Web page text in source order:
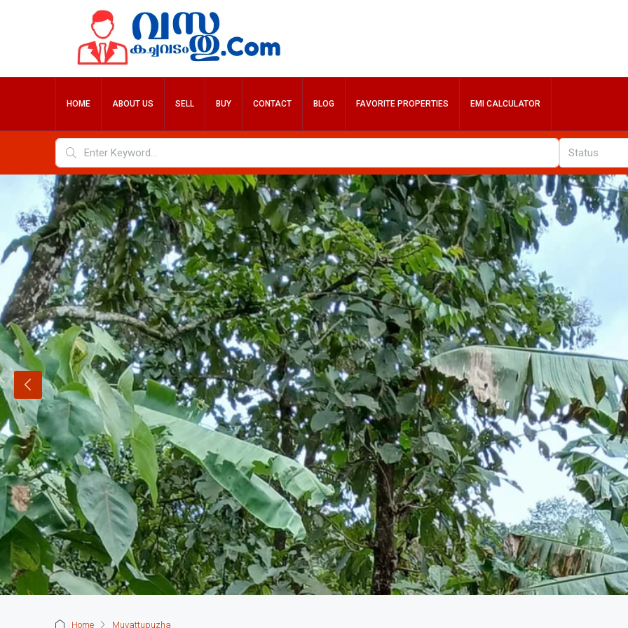
HOME ABOUT US SELL BUY CONTACT BLOG FAVORITE PROPERTIES EMI CALCULATOR
Status
Home Muvattupuzha